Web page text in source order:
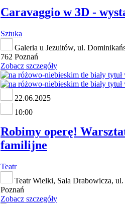
Caravaggio w 3D -
Sztuka
Galeria u Jezuitów, ul.
762 Poznań
Zobacz szczegóły
22.06.2025
10:00
Robimy operę!
familijne
Teatr
Teatr Wielki, Sala Drabowicza,
Poznań
Zobacz szczegóły